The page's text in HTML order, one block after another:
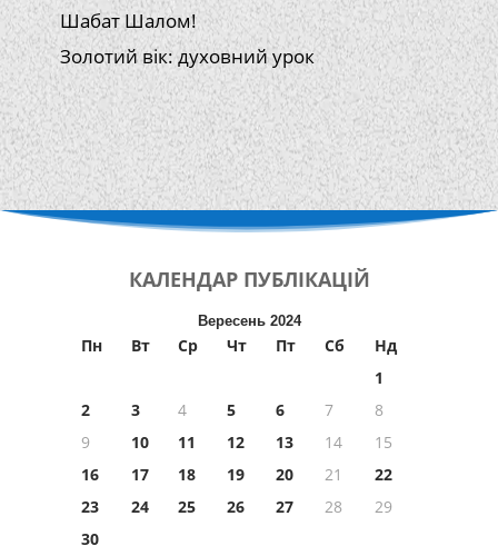
Шабат Шалом!
Золотий вік: духовний урок
КАЛЕНДАР ПУБЛІКАЦІЙ
Вересень 2024
Пн Вт Ср Чт Пт Сб
Нд
1
2
3 4 5 6 7
8
9
10 11 12 13 14
15
16
17 18 19 20 21
22
23
24 25 26 27 28
29
30